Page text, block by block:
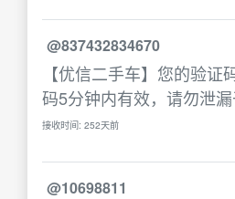
@837432834670
【优信二手车】您的验证
码5分钟内有效，请勿泄漏
接收时间: 252天前
@10698811